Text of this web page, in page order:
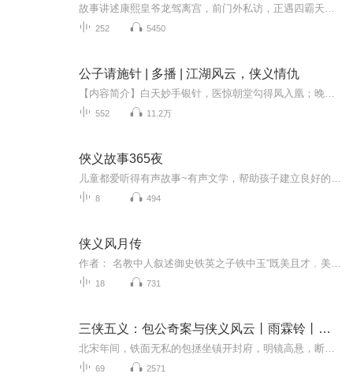
252 5450
公子请施针 | 多播 | 江湖风云，侠义情仇
552 11.2万
俠义故事365夜
8 494
侠义风月传
18 731
三侠五义：包公奇案与侠义风云丨雨霖铃丨展昭白玉堂
69 2571